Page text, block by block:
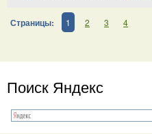
Страницы: 1 2 3 4
Поиск Яндекс